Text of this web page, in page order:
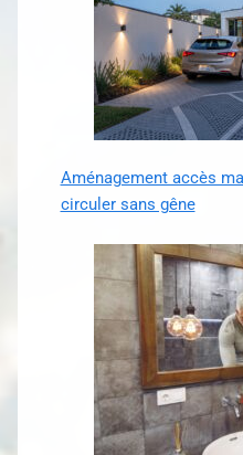
Aménagement accès
circuler sans gêne